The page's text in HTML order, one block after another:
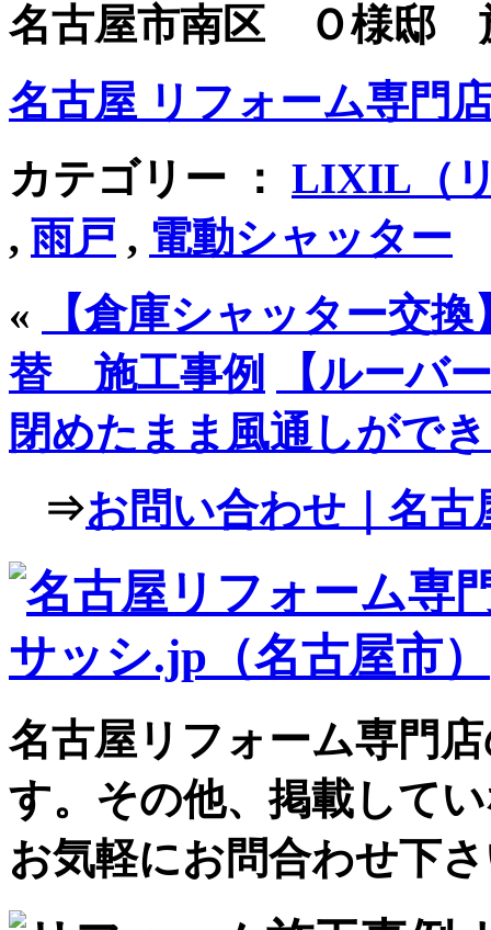
名古屋市南区 Ｏ様邸
名古屋 リフォーム専門
カテゴリー ： LIXIL（
, 雨戸 , 電動シャッター
«
【倉庫シャッター交
替 施工事例
【ルー
閉めたまま風通しがで
⇒お問い合わせ｜名
名古屋リフォーム専門
す。その他、掲載して
お気軽にお問合わせ下